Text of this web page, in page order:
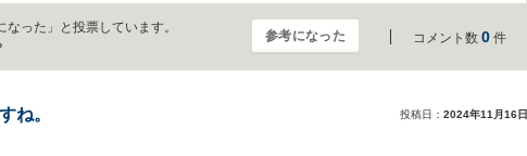
った」と投票しています。
参考になった コメント数 0 件
ね。 投稿日： 2024年11月16日